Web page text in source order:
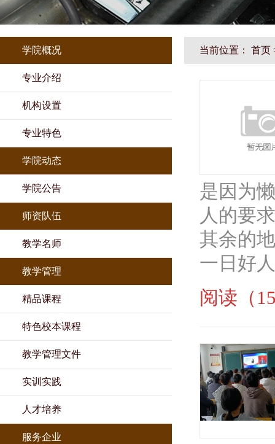
学院概况
专业介绍
机构设置
专业特色
学院动态
学院公告
师资队伍
教学名师
教学管理
精品课程
特色校本课程
教学管理文件
实训实践
人才培养
服务企业
当前位置： 首页
是因为
人的要
其余的
一日好
阅读（